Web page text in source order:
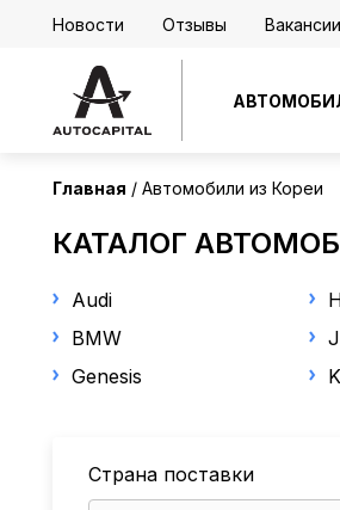
Новости Отзывы Вакансии
Главная Автомобили из Кореи
КАТАЛОГ
Audi
BMW
Genesis
Страна поставки